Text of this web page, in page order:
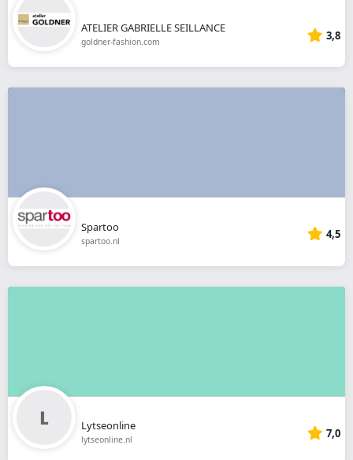
ATELIER GABRIELLE SEILLANCE
goldner-fashion.com 3,8
Spartoo
spartoo.nl 4,5
Lytseonline
lytseonline.nl 7,0